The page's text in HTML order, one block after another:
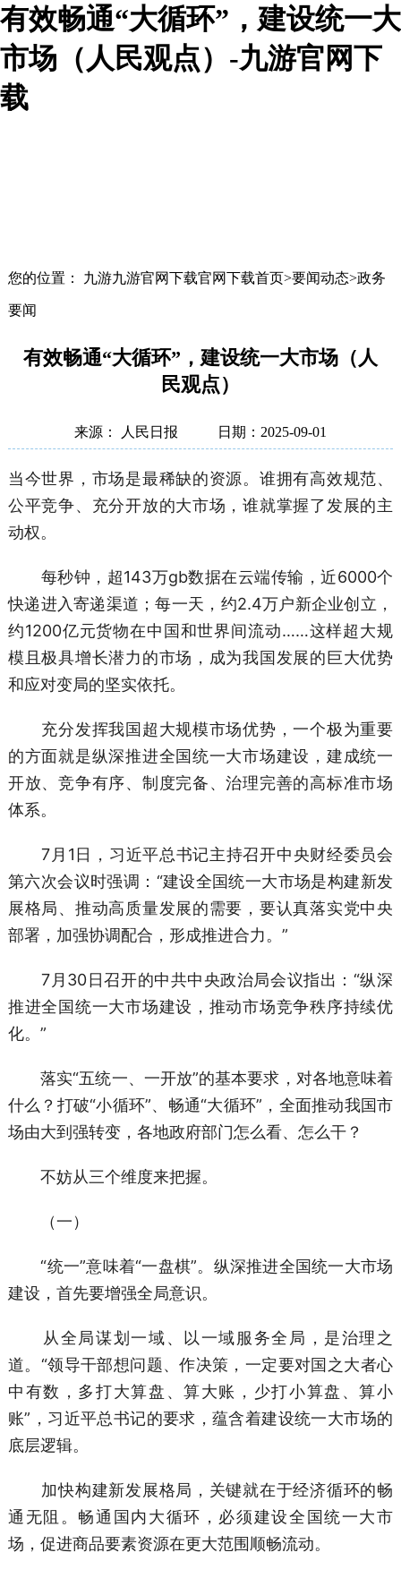
有效畅通“大循环”，建设统一大
市场（人民观点）-九游官网下
载
您的位置： 九游九游官网下载官网下载首页>要闻动态>政务
要闻
有效畅通“大循环”，建设统一大市场（人
民观点）
来源： 人民日报 日期：2025-09-01
当今世界，市场是最稀缺的资源。谁拥有高效规范、
公平竞争、充分开放的大市场，谁就掌握了发展的主
动权。
每秒钟，超143万gb数据在云端传输，近6000个
快递进入寄递渠道；每一天，约2.4万户新企业创立，
约1200亿元货物在中国和世界间流动……这样超大规
模且极具增长潜力的市场，成为我国发展的巨大优势
和应对变局的坚实依托。
充分发挥我国超大规模市场优势，一个极为重要
的方面就是纵深推进全国统一大市场建设，建成统一
开放、竞争有序、制度完备、治理完善的高标准市场
体系。
7月1日，习近平总书记主持召开中央财经委员会
第六次会议时强调：“建设全国统一大市场是构建新发
展格局、推动高质量发展的需要，要认真落实党中央
部署，加强协调配合，形成推进合力。”
7月30日召开的中共中央政治局会议指出：“纵深
推进全国统一大市场建设，推动市场竞争秩序持续优
化。”
落实“五统一、一开放”的基本要求，对各地意味着
什么？打破“小循环”、畅通“大循环”，全面推动我国市
场由大到强转变，各地政府部门怎么看、怎么干？
不妨从三个维度来把握。
（一）
“统一”意味着“一盘棋”。纵深推进全国统一大市场
建设，首先要增强全局意识。
从全局谋划一域、以一域服务全局，是治理之
道。“领导干部想问题、作决策，一定要对国之大者心
中有数，多打大算盘、算大账，少打小算盘、算小
账”，习近平总书记的要求，蕴含着建设统一大市场的
底层逻辑。
加快构建新发展格局，关键就在于经济循环的畅
通无阻。畅通国内大循环，必须建设全国统一大市
场，促进商品要素资源在更大范围顺畅流动。